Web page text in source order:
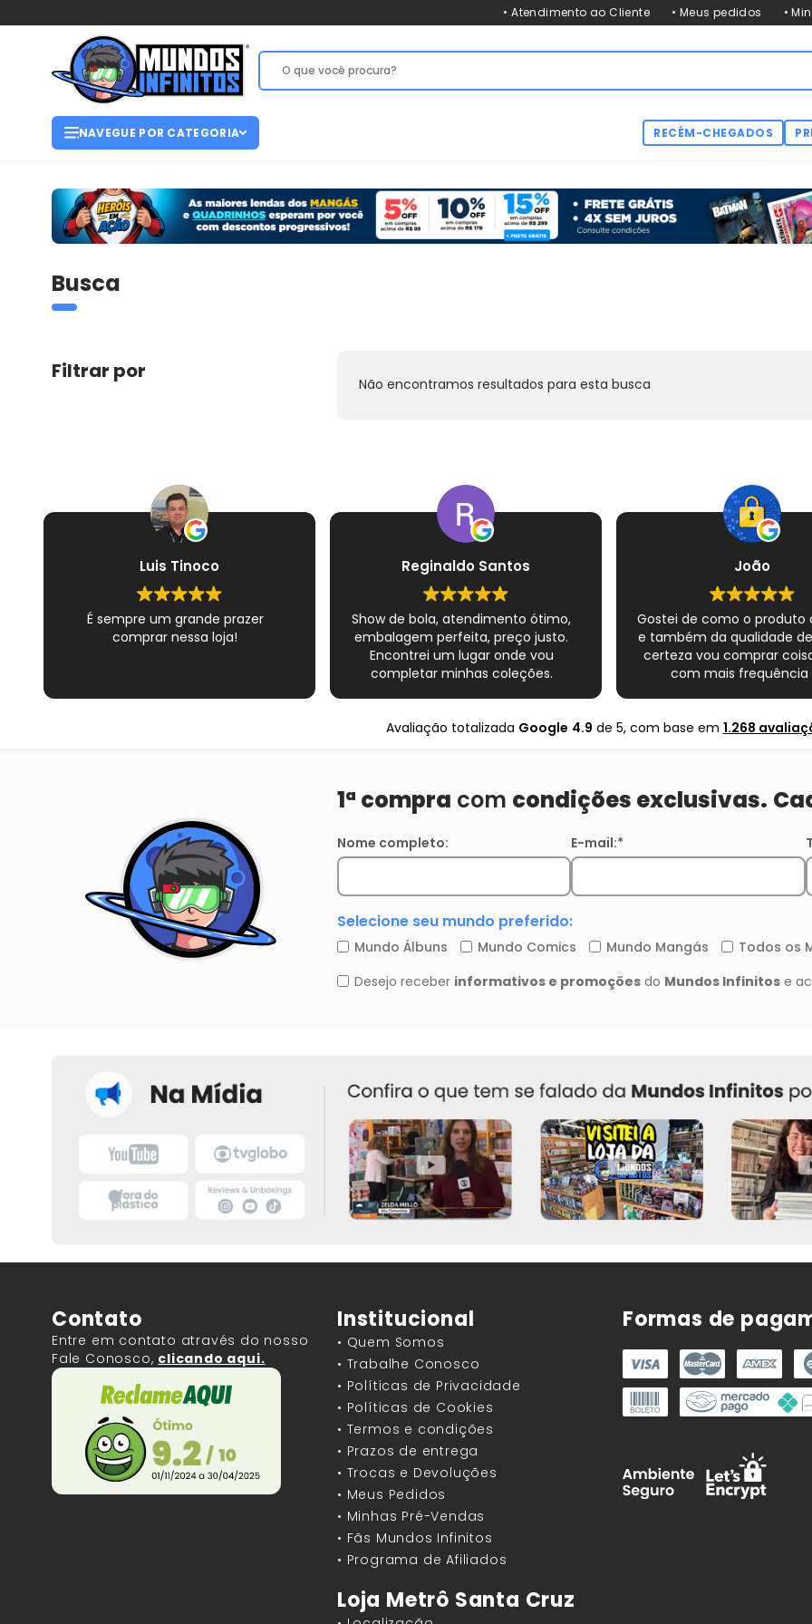
• Atendimento ao Cliente • Meus pedidos •
NAVEGUE POR CATEGORIA RECÉM-CHEGADOS
Busca
Filtrar por
Não encontramos resultados para esta busca
Luis Tinoco
É sempre um grande prazer
comprar nessa loja!
Reginaldo Santos
Show de bola, atendimento ótimo,
embalagem perfeita, preço justo.
Encontrei um lugar onde vou
completar minhas coleções.
épico dos quadrinhos e novamente
satisfeito com o Mundo infinito.
João
Gostei de como o produto
e também da qualidade
certeza vou comprar
com mais frequência
Avaliação totalizada Google 4.9 de 5, com base em 1.268
Contato
Entre em contato através do nosso
Fale Conosco, clicando aqui.
Institucional
• Quem Somos
• Trabalhe Conosco
• Políticas de Privacidade
• Políticas de Cookies
• Termos e condições
• Prazos de entrega
• Trocas e Devoluções
• Meus Pedidos
• Minhas Pré-Vendas
• Fãs Mundos Infinitos
• Programa de Afiliados
Loja Metrô Santa Cruz
Formas de